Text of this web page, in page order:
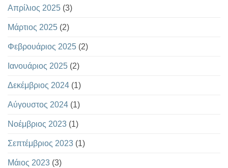
Απρίλιος 2025 (3)
Μάρτιος 2025 (2)
Φεβρουάριος 2025 (2)
Ιανουάριος 2025 (2)
Δεκέμβριος 2024 (1)
Αύγουστος 2024 (1)
Νοέμβριος 2023 (1)
Σεπτέμβριος 2023 (1)
Μάιος 2023 (3)